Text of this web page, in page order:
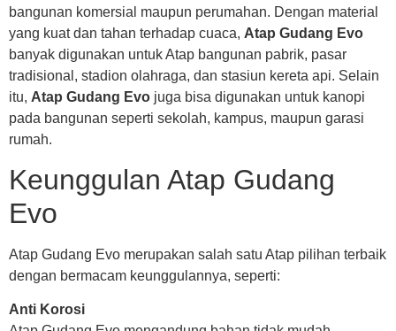
bangunan komersial maupun perumahan. Dengan material
yang kuat dan tahan terhadap cuaca, Atap Gudang Evo
banyak digunakan untuk Atap bangunan pabrik, pasar
tradisional, stadion olahraga, dan stasiun kereta api. Selain
itu, Atap Gudang Evo juga bisa digunakan untuk kanopi
pada bangunan seperti sekolah, kampus, maupun garasi
rumah.
Keunggulan Atap Gudang
Evo
Atap Gudang Evo merupakan salah satu Atap pilihan terbaik
dengan bermacam keunggulannya, seperti:
Anti Korosi